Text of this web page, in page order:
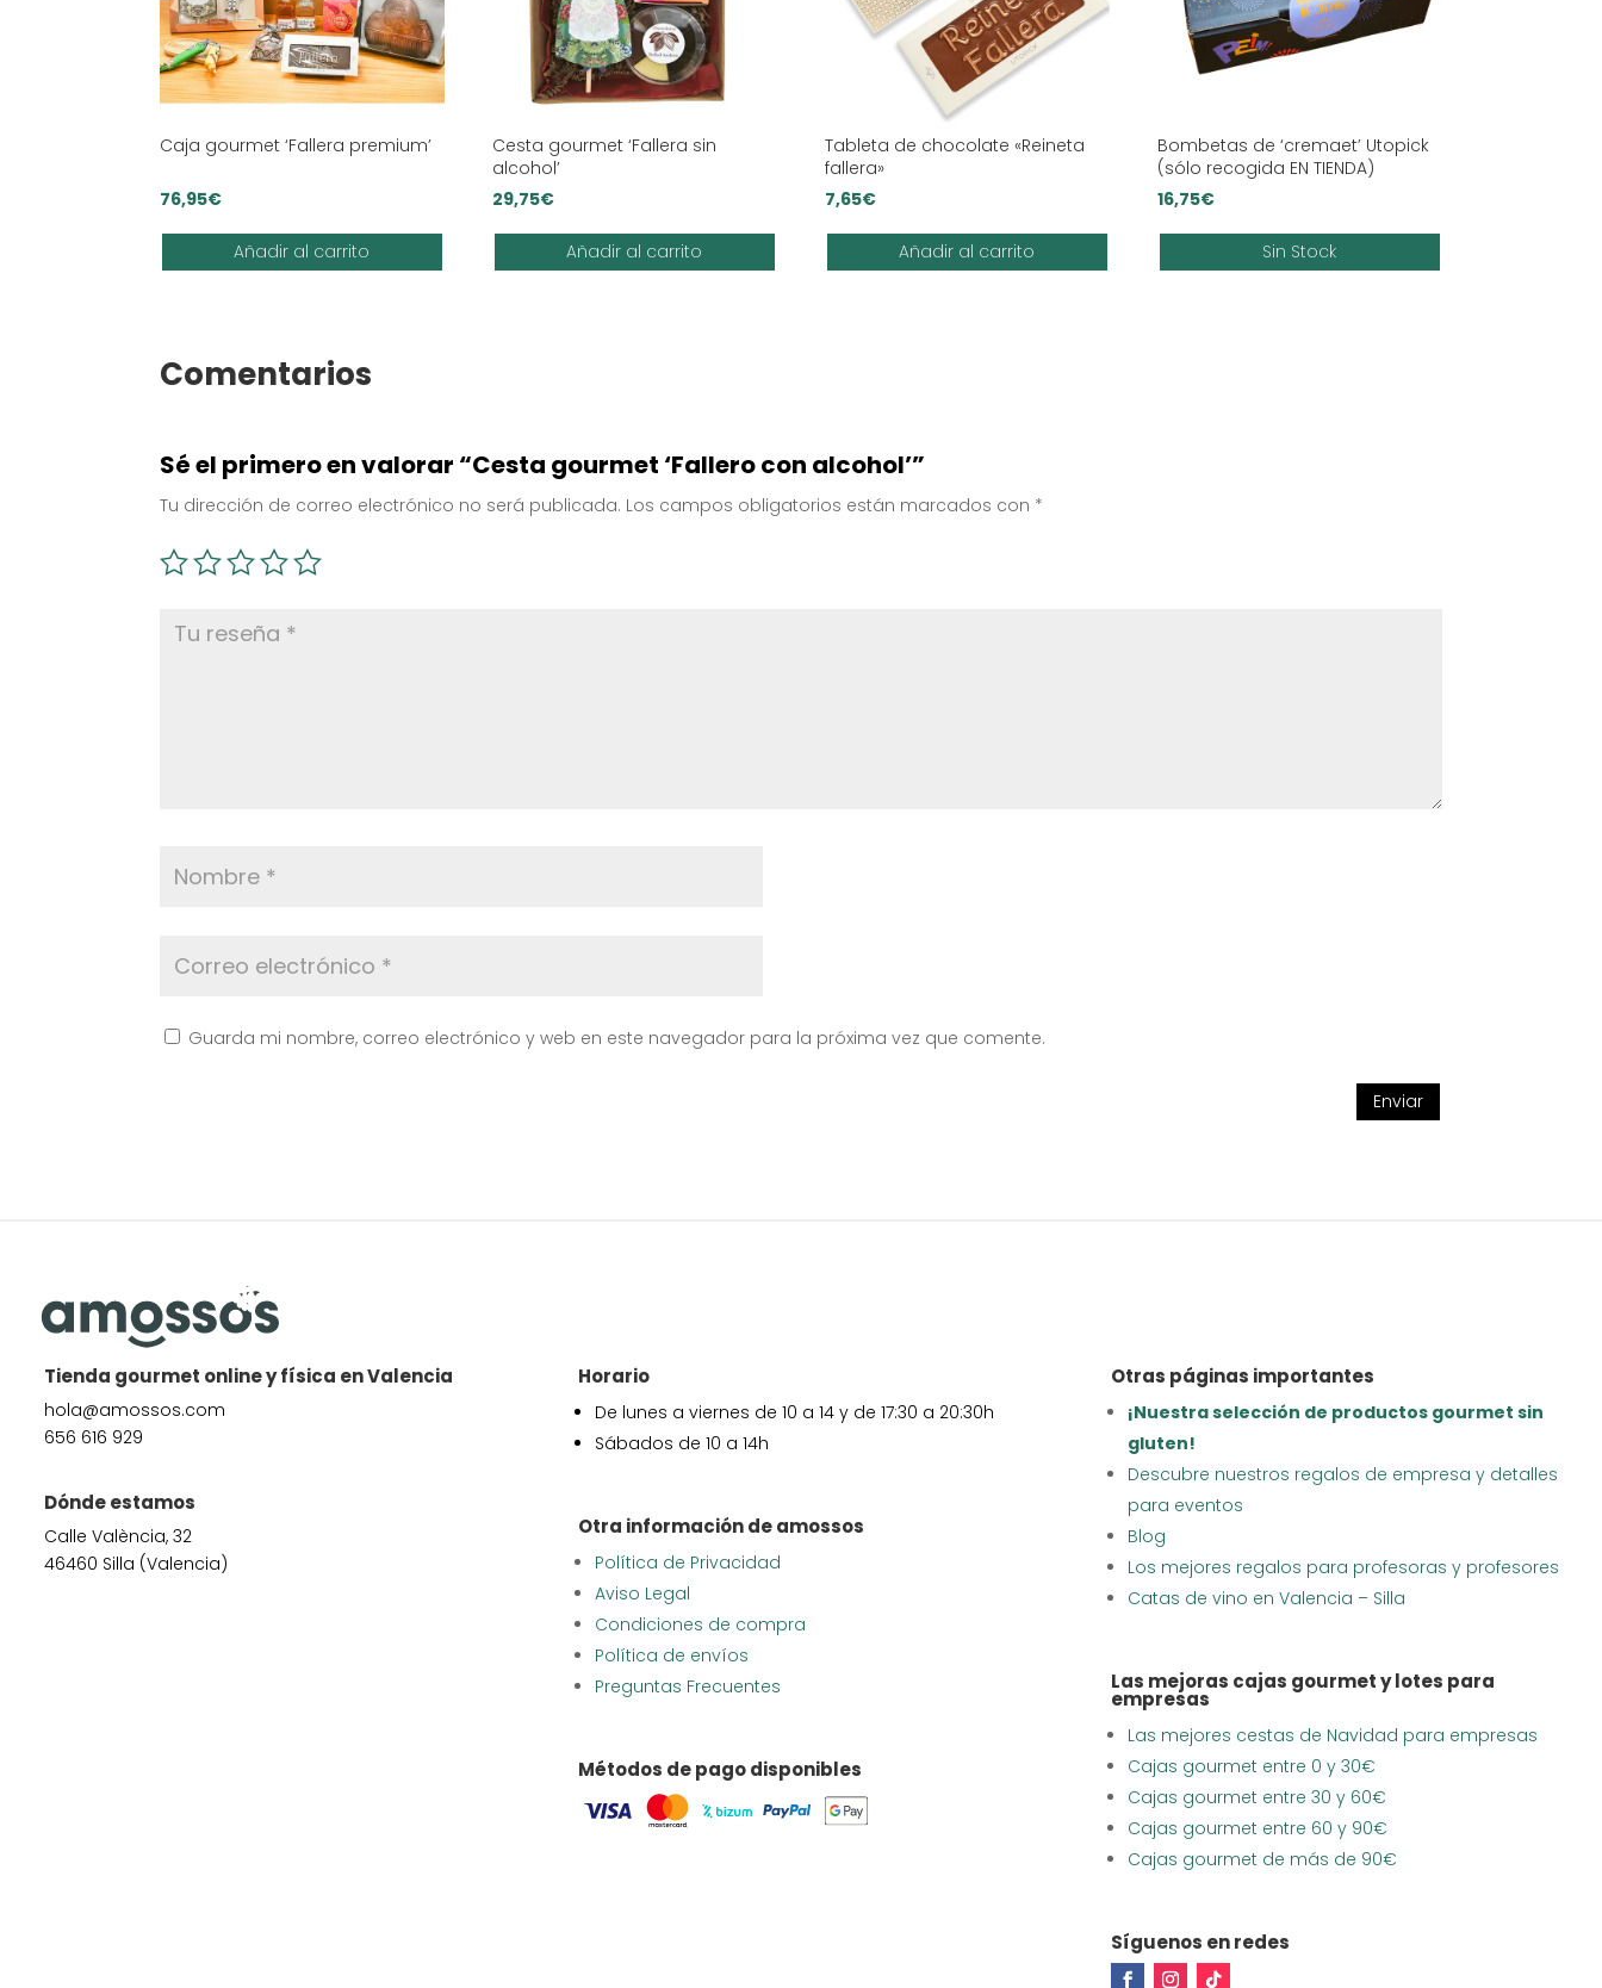
Caja gourmet ‘Fallera premium’
76,95€
Añadir al carrito
Cesta gourmet ‘Fallera sin
alcohol’
29,75€
Añadir al carrito
Tableta de chocolate «Reineta
fallera»
7,65€
Añadir al carrito
Bombetas de ‘cremaet’ Utopick
(sólo recogida EN TIENDA)
16,75€
Sin Stock
Comentarios
Sé el primero en valorar “Cesta gourmet ‘Fallero con alcohol’”
Tu dirección de correo electrónico no será publicada. Los campos obligatorios están marcados con *
Guarda mi nombre, correo electrónico y web en este navegador para la próxima vez que comente.
Enviar
Tienda gourmet online y física en Valencia
hola@amossos.com
656 616 929
Dónde estamos
Calle València, 32
46460 Silla (Valencia)
Horario
De lunes a viernes de 10 a 14 y de 17:30 a 20:30h
Sábados de 10 a 14h
Otra información de amossos
Política de Privacidad
Aviso Legal
Condiciones de compra
Política de envíos
Preguntas Frecuentes
Métodos de pago disponibles
Otras páginas importantes
¡Nuestra selección de productos gourmet sin
gluten!
Descubre nuestros regalos de empresa y detalles
para eventos
Blog
Los mejores regalos para profesoras y profesores
Catas de vino en Valencia – Silla
Las mejoras cajas gourmet y lotes para
empresas
Las mejores cestas de Navidad para empresas
Cajas gourmet entre 0 y 30€
Cajas gourmet entre 30 y 60€
Cajas gourmet entre 60 y 90€
Cajas gourmet de más de 90€
Síguenos en redes